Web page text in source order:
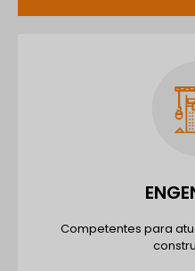
Competentes para